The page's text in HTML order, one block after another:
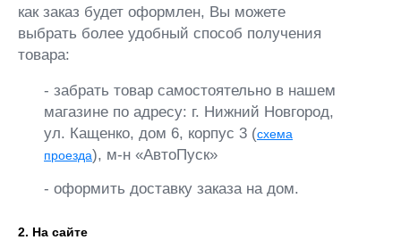
как заказ будет оформлен, Вы можете
выбрать более удобный способ получения
товара:
- забрать товар самостоятельно в нашем
магазине по адресу: г. Нижний Новгород,
ул. Кащенко, дом 6, корпус 3 (схема
проезда), м-н «АвтоПуск»
- оформить доставку заказа на дом.
2. На сайте